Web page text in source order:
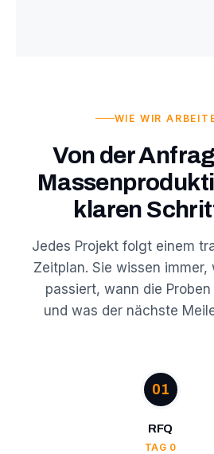
WIE WIR
Von der
klaren
Jedes Projekt folgt einem
Zeitplan. Sie wissen immer,
passiert, wann die
und was der nächste
01
RFQ
TAG 0